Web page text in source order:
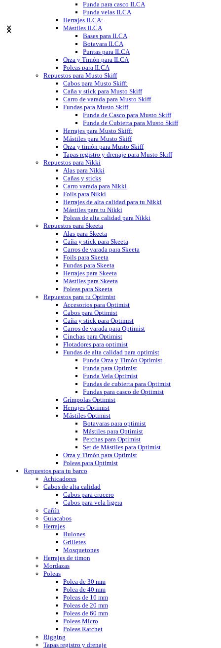
Funda para casco ILCA
Funda velas ILCA
Herrajes ILCA:
Mástiles ILCA
Bases para ILCA
Botavara ILCA
Puntas para ILCA
Orza y Timón para ILCA
Poleas para ILCA
Repuestos para Musto Skiff
Cabos para Musto Skiff:
Caña y stick para Musto Skiff
Carro de varada para Musto Skiff
Fundas para Musto Skiff
Funda de Casco para Musto Skiff
Funda de Cubierta para Musto Skiff
Herrajes para Musto Skiff:
Mástiles para Musto Skiff
Orza y timón para Musto Skiff
Tapas registro y drenaje para Musto Skiff
Repuestos para Nikki
Alas para Nikki
Cañas y sticks
Carro varada para Nikki
Foils para Nikki
Herrajes de alta calidad para tu Nikki
Mástiles para tu Nikki
Poleas de alta calidad para Nikki
Repuestos para Skeeta
Alas para Skeeta
Caña y stick para Skeeta
Carros de varada para Skeeta
Foils para Skeeta
Fundas para Skeeta
Herrajes para Skeeta
Mástiles para Skeeta
Poleas para Skeeta
Repuestos para tu Optimist
Accesorios para Optimist
Cabos para Optimist
Caña y stick para Optimist
Carros de varada para Optimist
Cinchas para Optimist
Flotadores para optimist
Fundas de alta calidad para optimist
Funda Orza y Timón Optimist
Funda para Optimist
Funda Vela Optimist
Fundas de cubierta para Optimist
Fundas para casco de Optimist
Grímpolas Optimist
Herrajes Optimist
Mástiles Optimist
Botavaras para optimist
Mástiles para Optimist
Perchas para Optimist
Set de Mástiles para Optimist
Orza y Timón para Optimist
Poleas para Optimist
Repuestos para tu barco
Achicadores
Cabos de alta calidad
Cabos para crucero
Cabos para vela ligera
Cañín
Guiacabos
Herrajes
Bulones
Grilletes
Mosquetones
Herrajes de timon
Mordazas
Poleas
Polea de 30 mm
Polea de 40 mm
Poleas de 16 mm
Poleas de 20 mm
Poleas de 60 mm
Poleas Micro
Poleas Ratchet
Rigging
Tapas registro y drenaje